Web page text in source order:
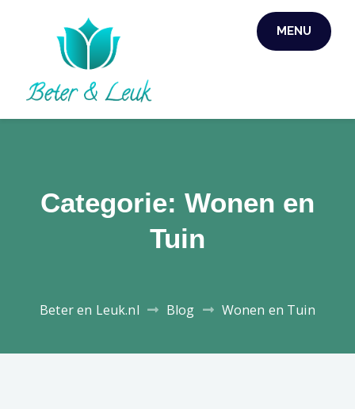
MENU
Categorie: Wonen en
Tuin
Beter en Leuk.nl Blog Wonen en Tuin